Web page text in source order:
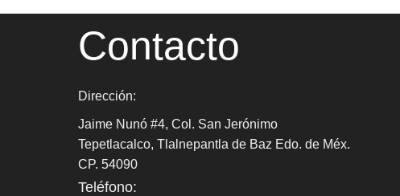
Contacto
Dirección:
Jaime Nunó #4, Col. San Jerónimo
Tepetlacalco, Tlalnepantla de Baz Edo. de Méx.
CP. 54090
Teléfono: